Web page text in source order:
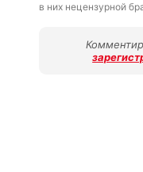
в них нецензурной